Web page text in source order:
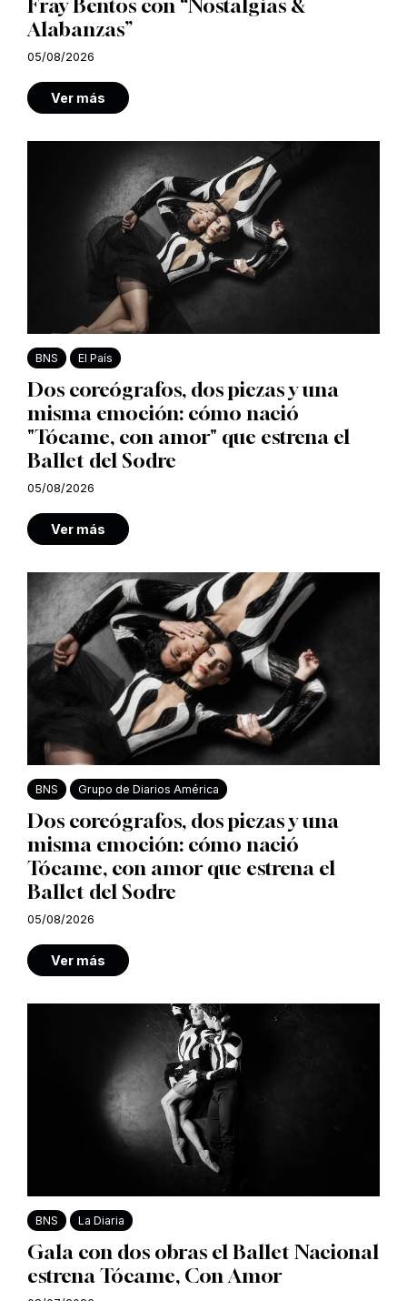
Fray Bentos con “Nostalgias &
Alabanzas”
05/08/2026
Ver más
BNS El País
Dos coreógrafos, dos piezas y una
misma emoción: cómo nació
"Tócame, con amor" que estrena el
Ballet del Sodre
05/08/2026
Ver más
BNS Grupo de Diarios América
Dos coreógrafos, dos piezas y una
misma emoción: cómo nació
Tócame, con amor que estrena el
Ballet del Sodre
05/08/2026
Ver más
BNS La Diaria
Gala con dos obras el Ballet Nacional
estrena Tócame, Con Amor